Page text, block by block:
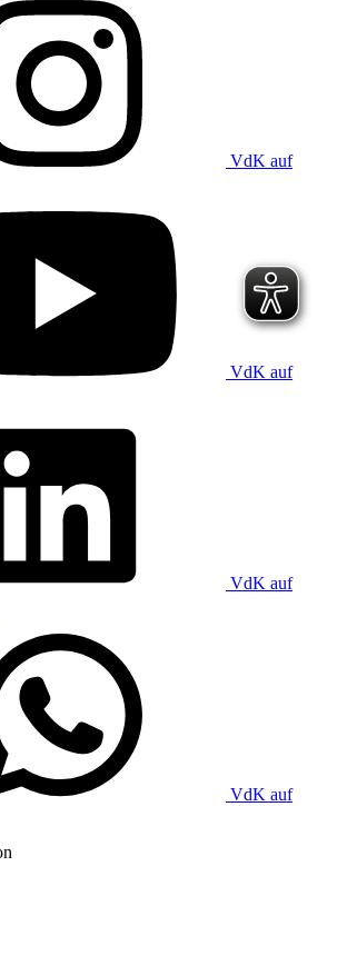
VdK auf
VdK auf
VdK auf
VdK auf